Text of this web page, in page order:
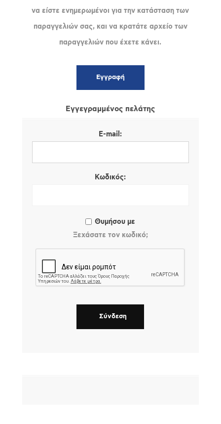
να είστε ενημερωμένοι για την κατάσταση των
παραγγελιών σας, και να κρατάτε αρχείο των
παραγγελιών που έχετε κάνει.
Εγγεγραμμένος πελάτης
E-mail:
Κωδικός:
Θυμήσου με
Ξεχάσατε τον κωδικό;